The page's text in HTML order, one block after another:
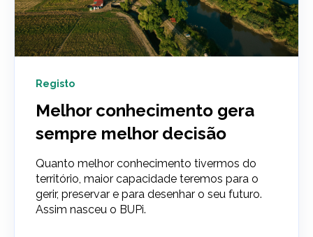
Registo
Melhor conhecimento gera
sempre melhor decisão
Quanto melhor conhecimento tivermos do
território, maior capacidade teremos para o
gerir, preservar e para desenhar o seu futuro.
Assim nasceu o BUPi.